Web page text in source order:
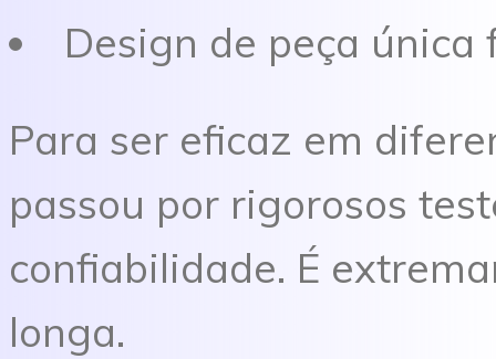
Design de peça
Para ser eficaz em
passou por rigorosos
confiabilidade. É
longa.